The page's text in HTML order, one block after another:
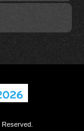
Reserved.